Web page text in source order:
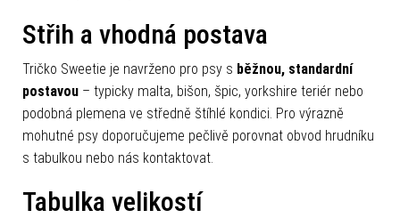
Střih a vhodná postava
Tričko Sweetie je navrženo pro psy s běžnou, standardní
postavou – typicky malta, bišon, špic, yorkshire teriér nebo
podobná plemena ve středně štíhlé kondici. Pro výrazně
mohutné psy doporučujeme pečlivě porovnat obvod hrudníku
s tabulkou nebo nás kontaktovat.
Tabulka velikostí